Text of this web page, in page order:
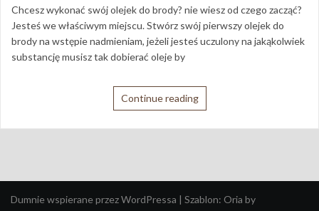
Chcesz wykonać swój olejek do brody? nie wiesz od czego zacząć?
Jesteś we właściwym miejscu. Stwórz swój pierwszy olejek do
brody na wstępie nadmieniam, jeżeli jesteś uczulony na jakąkolwiek
substancję musisz tak dobierać oleje by
Continue reading
Dumnie wspierane przez WordPressa | Szablon: Oria by